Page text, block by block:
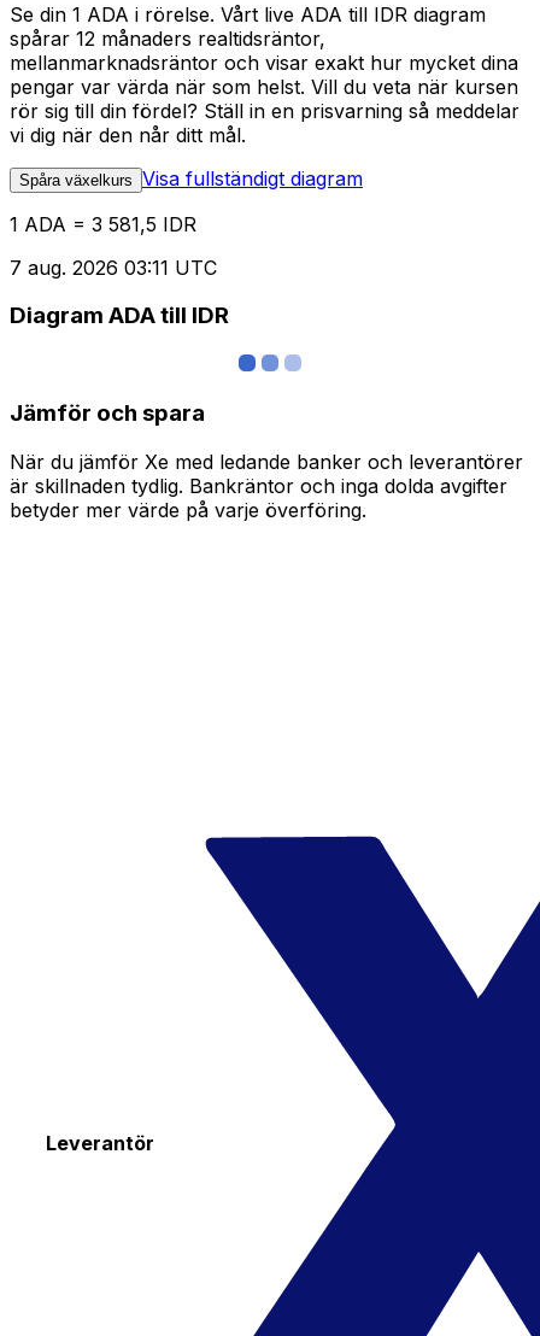
Se din 1 ADA i rörelse. Vårt live ADA till IDR diagram
spårar 12 månaders realtidsräntor,
mellanmarknadsräntor och visar exakt hur mycket dina
pengar var värda när som helst. Vill du veta när kursen
rör sig till din fördel? Ställ in en prisvarning så meddelar
vi dig när den når ditt mål.
Spåra växelkurs Visa fullständigt diagram
1 ADA = 3 581,5 IDR
7 aug. 2026 03:11 UTC
Diagram ADA till IDR
Jämför och spara
När du jämför Xe med ledande banker och leverantörer
är skillnaden tydlig. Bankräntor och inga dolda avgifter
betyder mer värde på varje överföring.
Leverantör